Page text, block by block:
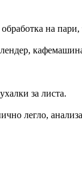
на
за листа.
легло,